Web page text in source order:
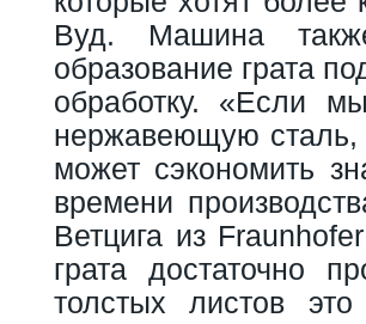
Вуд. Машина
образование грата
обработку. «Если
нержавеющую сталь,
может сэкономить
времени
Ветцига из
грата достаточно
толстых листов